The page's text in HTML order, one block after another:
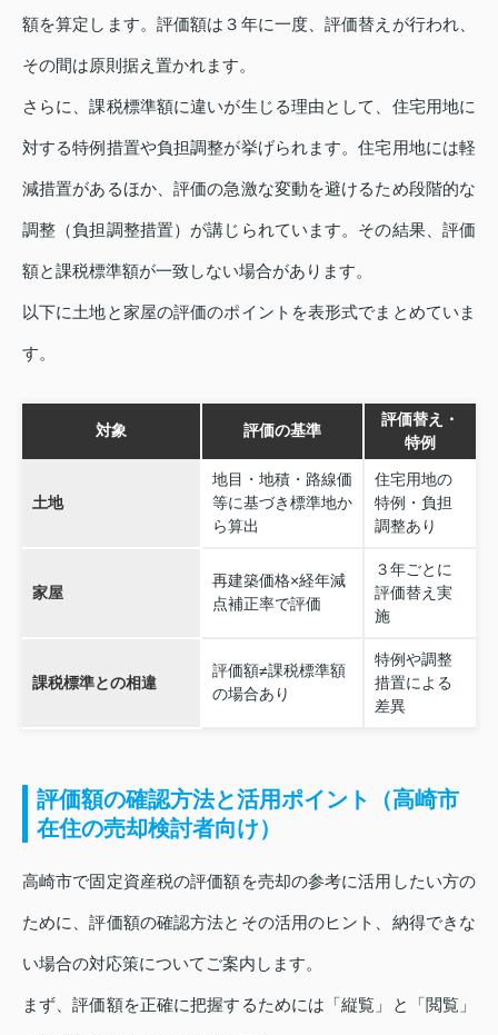
額を算定します。評価額は３年に一度、評価替えが行われ、
その間は原則据え置かれます。
さらに、課税標準額に違いが生じる理由として、住宅用地に
対する特例措置や負担調整が挙げられます。住宅用地には軽
減措置があるほか、評価の急激な変動を避けるため段階的な
調整（負担調整措置）が講じられています。その結果、評価
額と課税標準額が一致しない場合があります。
以下に土地と家屋の評価のポイントを表形式でまとめていま
す。
対象 評価の基準
評価替え・
特例
土地
地目・地積・路線価
等に基づき標準地か
ら算出
住宅用地の
特例・負担
調整あり
家屋
再建築価格×経年減
点補正率で評価
３年ごとに
評価替え実
施
課税標準との相違
評価額≠課税標準額
の場合あり
特例や調整
措置による
差異
評価額の確認方法と活用ポイント（高崎市
在住の売却検討者向け）
高崎市で固定資産税の評価額を売却の参考に活用したい方の
ために、評価額の確認方法とその活用のヒント、納得できな
い場合の対応策についてご案内します。
まず、評価額を正確に把握するためには「縦覧」と「閲覧」